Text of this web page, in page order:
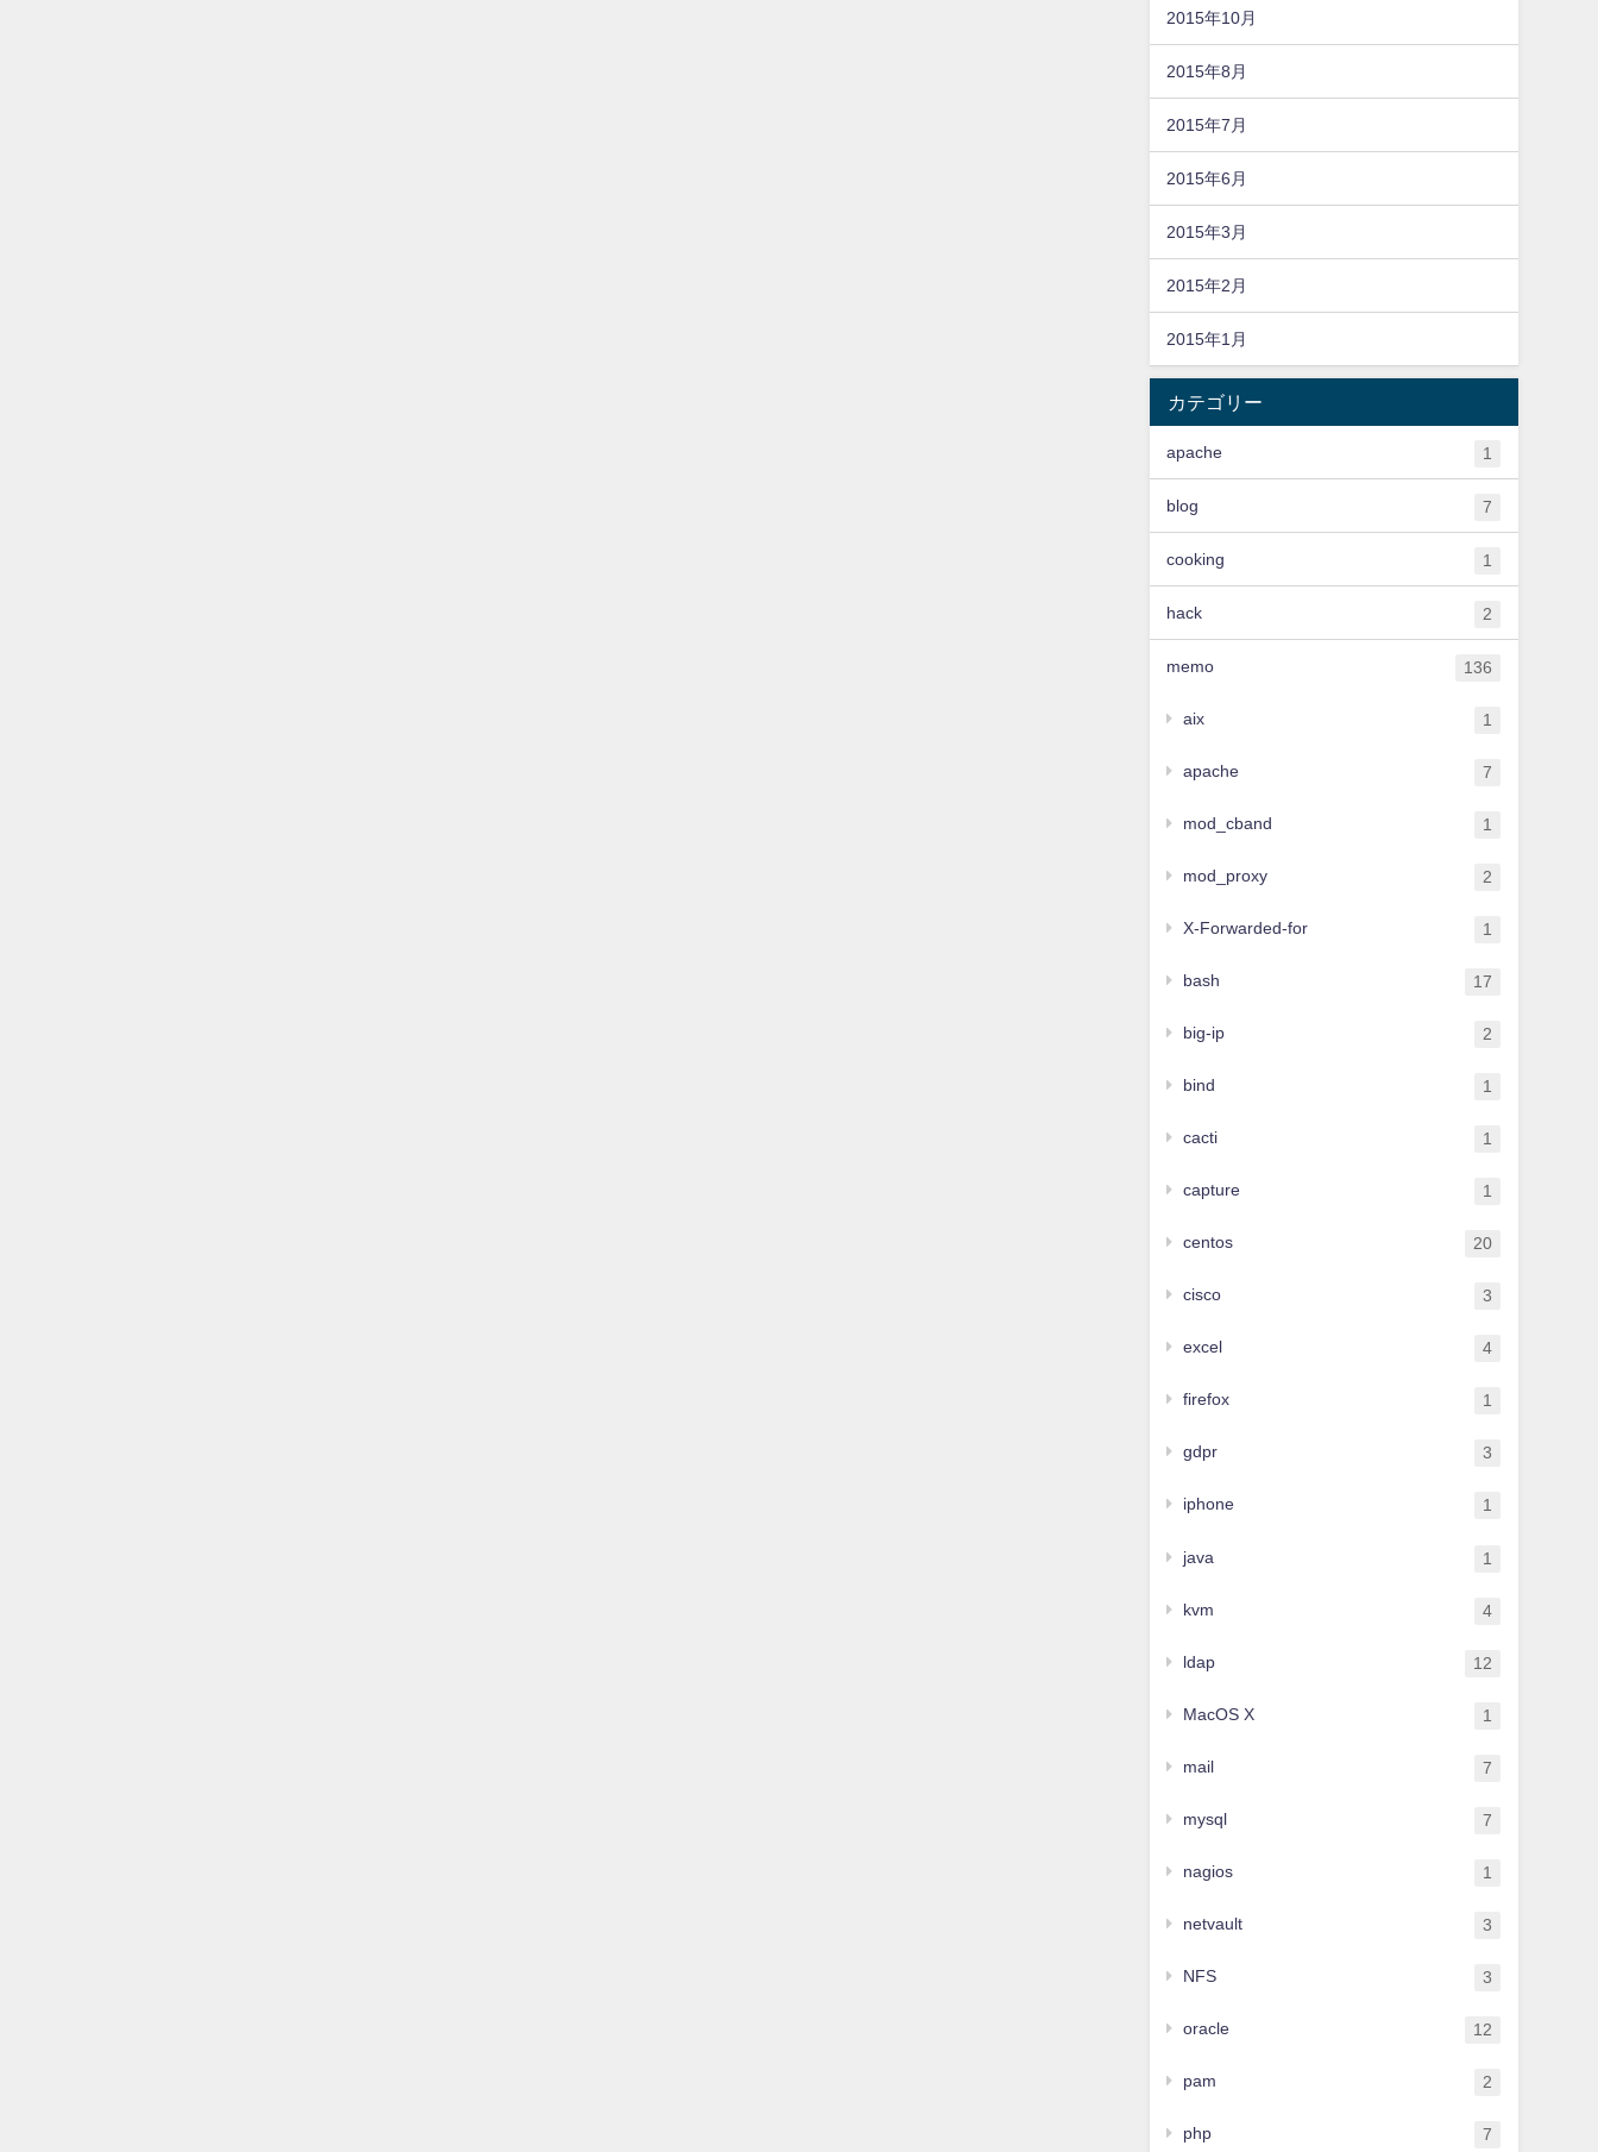
2015年10月
2015年8月
2015年7月
2015年6月
2015年3月
2015年2月
2015年1月
カテゴリー
apache 1
blog 7
cooking 1
hack 2
memo 136
aix 1
apache 7
mod_cband 1
mod_proxy 2
X-Forwarded-for 1
bash 17
big-ip 2
bind 1
cacti 1
capture 1
centos 20
cisco 3
excel 4
firefox 1
gdpr 3
iphone 1
java 1
kvm 4
ldap 12
MacOS X 1
mail 7
mysql 7
nagios 1
netvault 3
NFS 3
oracle 12
pam 2
php 7